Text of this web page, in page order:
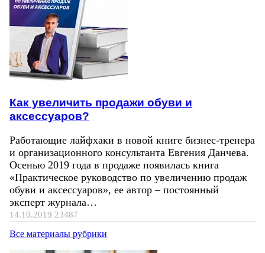
Как увеличить продажи обуви и
аксессуаров?
Работающие лайфхаки в новой книге бизнес-тренера
и организационного консультанта Евгения Данчева.
Осенью 2019 года в продаже появилась книга
«Практическое руководство по увеличению продаж
обуви и аксессуаров», ее автор – постоянный
эксперт журнала…
14.10.2019 23487
Все материалы рубрики